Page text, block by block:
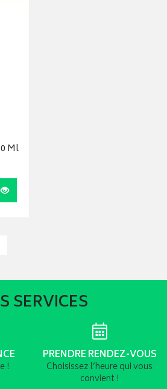
Ml
Visualiser
SERVICES
!
PRENDRE RENDEZ-VOUS
Choisissez l’heure qui vous
convient !